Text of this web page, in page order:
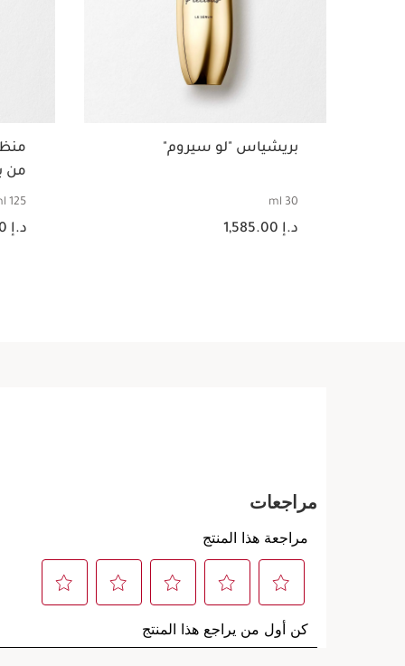
بريشياس "لو سيروم"
30 ml
السعر الحالي هو د.إ 1,585.00
د.إ 1,585.00
من
125 ml
السعر
د.إ 433.00